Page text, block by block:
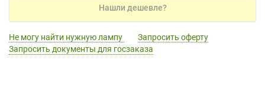
Нашли дешевле?
Не могу найти нужную лампу
Запросить оферту
Запросить документы для госзаказа